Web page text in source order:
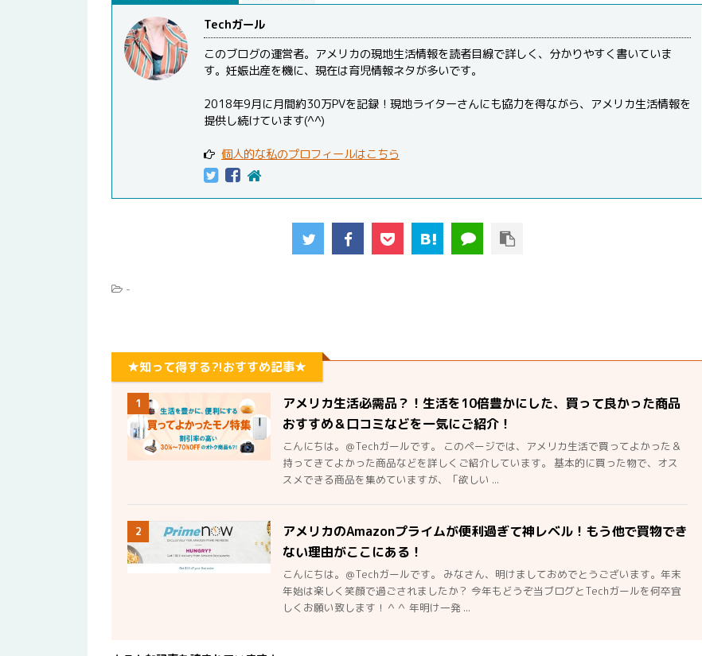
Techガール
このブログの運営者。アメリカの現地生活情報を読者目線で詳しく、分かりやすく書いていま
す。妊娠出産を機に、現在は育児情報ネタが多いです。
2018年9月に月間約30万PVを記録！現地ライターさんにも協力を得ながら、アメリカ生活情報を
提供し続けています(^^)
個人的な私のプロフィールはこちら
-
★知って得する?!おすすめ記事★
1
アメリカ生活必需品？！生活を10倍豊かにした、買って良かった商品
おすすめ＆口コミなどを一気にご紹介！
こんにちは。＠Techガールです。 このページでは、アメリカ生活で買ってよかった＆
持ってきてよかった商品などを詳しくご紹介しています。 基本的に買った物で、オス
スメできる商品を集めていますが、「欲しい ...
2
アメリカのAmazonプライムが便利過ぎて神レベル！もう他で買物でき
ない理由がここにある！
こんにちは。＠Techガールです。 みなさん、明けましておめでとうございます。年末
年始は楽しく笑顔で過ごされましたか？ 今年もどうぞ当ブログとTechガールを何卒宜
しくお願い致します！＾＾ 年明け一発 ...